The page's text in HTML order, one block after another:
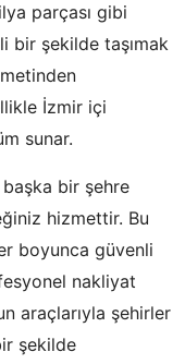
parçası gibi
bir şekilde taşımak
İzmir içi
sunar.
başka bir şehre
hizmettir. Bu
boyunca güvenli
nakliyat
araçlarıyla şehirler
şekilde